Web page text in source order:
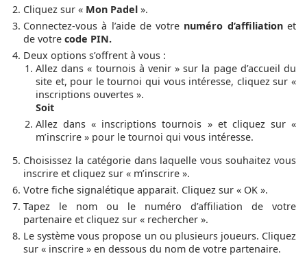
Cliquez sur « Mon Padel ».
Connectez-vous à l’aide de votre numéro d’affiliationet
de votre code PIN.
Deux options s’offrent à vous :
Allez dans « tournois à venir » sur la page d’accueil du
site et, pour le tournoi qui vous intéresse, cliquez sur «
inscriptions ouvertes ».
Soit
Allez dans « inscriptions tournois » et cliquez sur «
m’inscrire » pour le tournoi qui vous intéresse.
Choisissez la catégorie dans laquelle vous souhaitez vous
inscrire et cliquez sur « m’inscrire ».
Votre fiche signalétique apparait. Cliquez sur « OK ».
Tapez le nom ou le numéro d’affiliation de votre
partenaire et cliquez sur « rechercher ».
Le système vous propose un ou plusieurs joueurs. Cliquez
sur « inscrire » en dessous du nom de votre partenaire.